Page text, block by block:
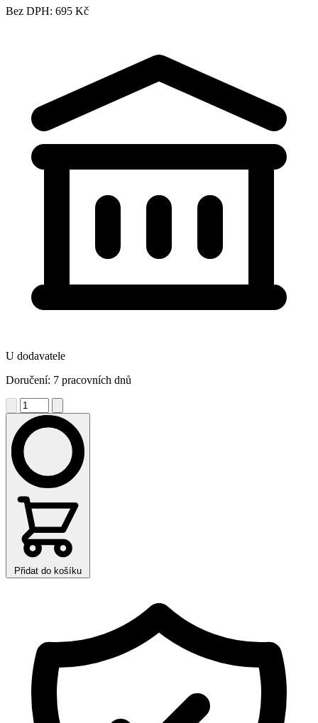
Bez DPH: 695 Kč
U dodavatele
Doručení: 7 pracovních dnů
Přidat do košíku